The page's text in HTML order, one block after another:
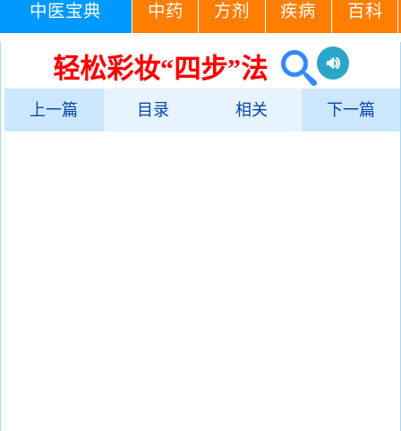
中医宝典 中药 方剂 疾病 百科
轻松彩妆“四步”法
上一篇 目录 相关 下一篇